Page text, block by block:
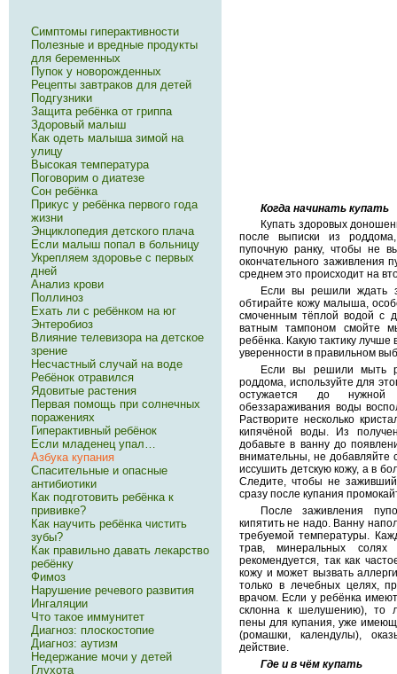
Когда начинать купать
Купать здоровых
после выписки из
пупочную ранку, чтобы не
окончательного заживления
среднем это происходит на
Если вы решили ждать
обтирайте кожу малыша,
смоченным тёплой водой с
ватным тампоном смойте
ребёнка. Какую тактику
уверенности в правильном
Если вы решили мыть
роддома, используйте для
остужается до
обеззараживания воды
Растворите несколько
кипячёной воды. Из
добавьте в ванну до
внимательны, не добавляйте
иссушить детскую кожу, а в
Следите, чтобы не
сразу после купания
После заживления
кипятить не надо. Ванну
требуемой температуры.
трав, минеральных
рекомендуется, так как
кожу и может вызвать
только в лечебных целях,
врачом. Если у ребёнка
склонна к шелушению), то
пены для купания, уже
(ромашки, календулы),
действие.
Где и в чём купать
Симптомы гиперактивности
Полезные и вредные продукты
для беременных
Пупок у новорожденных
Рецепты завтраков для детей
Подгузники
Защита ребёнка от гриппа
Здоровый малыш
Как одеть малыша зимой на
улицу
Высокая температура
Поговорим о диатезе
Сон ребёнка
Прикус у ребёнка первого года
жизни
Энциклопедия детского плача
Если малыш попал в больницу
Укрепляем здоровье с первых
дней
Анализ крови
Поллиноз
Ехать ли с ребёнком на юг
Энтеробиоз
Влияние телевизора на детское
зрение
Несчастный случай на воде
Ребёнок отравился
Ядовитые растения
Первая помощь при солнечных
поражениях
Гиперактивный ребёнок
Если младенец упал…
Азбука купания
Спасительные и опасные
антибиотики
Как подготовить ребёнка к
прививке?
Как научить ребёнка чистить
зубы?
Как правильно давать лекарство
ребёнку
Фимоз
Нарушение речевого развития
Ингаляции
Что такое иммунитет
Диагноз: плоскостопие
Диагноз: аутизм
Недержание мочи у детей
Глухота